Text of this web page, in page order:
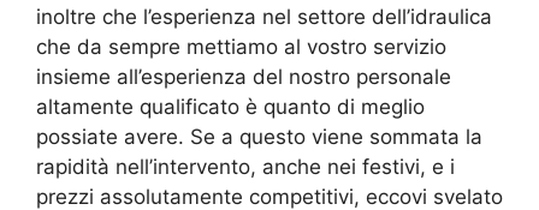
inoltre che l’esperienza nel settore dell’idraulica
che da sempre mettiamo al vostro servizio
insieme all’esperienza del nostro personale
altamente qualificato è quanto di meglio
possiate avere. Se a questo viene sommata la
rapidità nell’intervento, anche nei festivi, e i
prezzi assolutamente competitivi, eccovi svelato